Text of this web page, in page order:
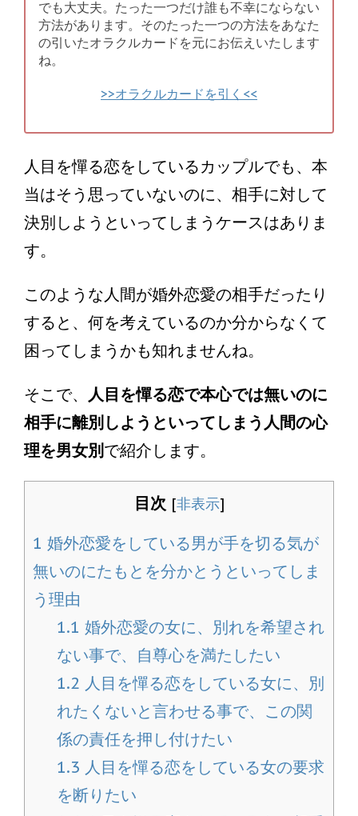
でも大丈夫。たった一つだけ誰も不幸にならない
方法があります。そのたった一つの方法をあなた
の引いたオラクルカードを元にお伝えいたします
ね。
>>オラクルカードを引く<<
人目を憚る恋をしているカップルでも、本
当はそう思っていないのに、相手に対して
決別しようといってしまうケースはありま
す。
このような人間が婚外恋愛の相手だったり
すると、何を考えているのか分からなくて
困ってしまうかも知れませんね。
そこで、 人目を憚る恋で本心では無いのに
相手に離別しようといってしまう人間の心
理を男女別で紹介します。
目次 [非表示]
1 婚外恋愛をしている男が手を切る気が
無いのにたもとを分かとうといってしま
う理由
1.1 婚外恋愛の女に、別れを希望され
ない事で、自尊心を満たしたい
1.2 人目を憚る恋をしている女に、別
れたくないと言わせる事で、この関
係の責任を押し付けたい
1.3 人目を憚る恋をしている女の要求
を断りたい